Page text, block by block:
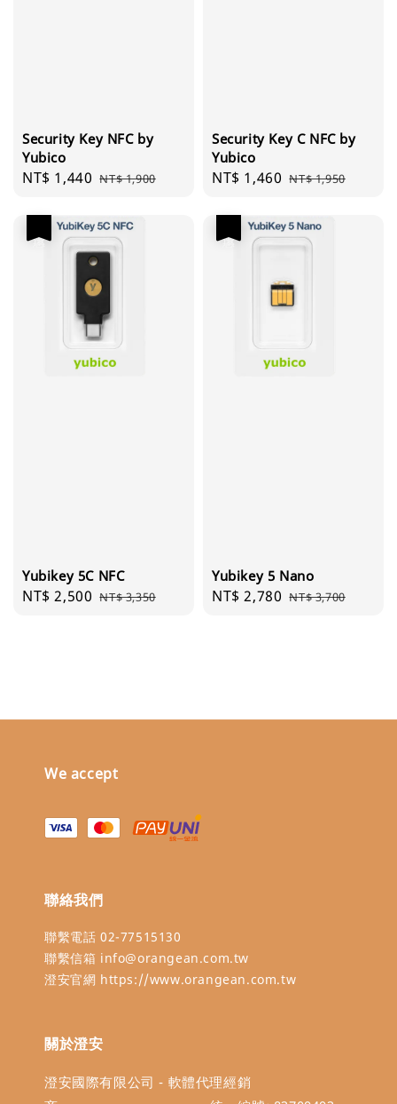
Security Key NFC by
Yubico
Sale
NT$ 1,440 Regular
NT$ 1,900
Security Key C NFC by
Yubico
Sale
NT$ 1,460 Regular
NT$ 1,950
Yubikey 5C NFC
Sale
NT$ 2,500 Regular
NT$ 3,350
Yubikey 5 Nano
Sale
NT$ 2,780 Regular
NT$ 3,700
We accept
聯絡我們
聯繫電話 02-77515130
聯繫信箱 info@orangean.com.tw
澄安官網 https://www.orangean.com.tw
關於澄安
澄安國際有限公司 - 軟體代理經銷